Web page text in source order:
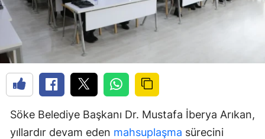
Söke Belediye Başkanı Dr. Mustafa İberya Arıkan,
yıllardır devam eden mahsuplaşma sürecini